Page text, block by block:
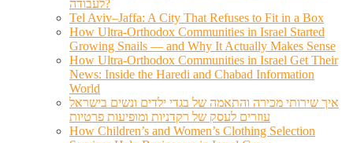
לעבודה?
Tel Aviv–Jaffa: A City That Refuses to Fit in a Box
How Ultra-Orthodox Communities in Israel Started
Growing Snails — and Why It Actually Makes Sense
How Ultra-Orthodox Communities in Israel Get Their
News: Inside the Haredi and Chabad Information
World
איך שירותי מכירה והתאמה של בגדי ילדים ונשים בישראל
עוזרים לעסק של רקדניות ומופיעות פרטיות
How Children’s and Women’s Clothing Selection